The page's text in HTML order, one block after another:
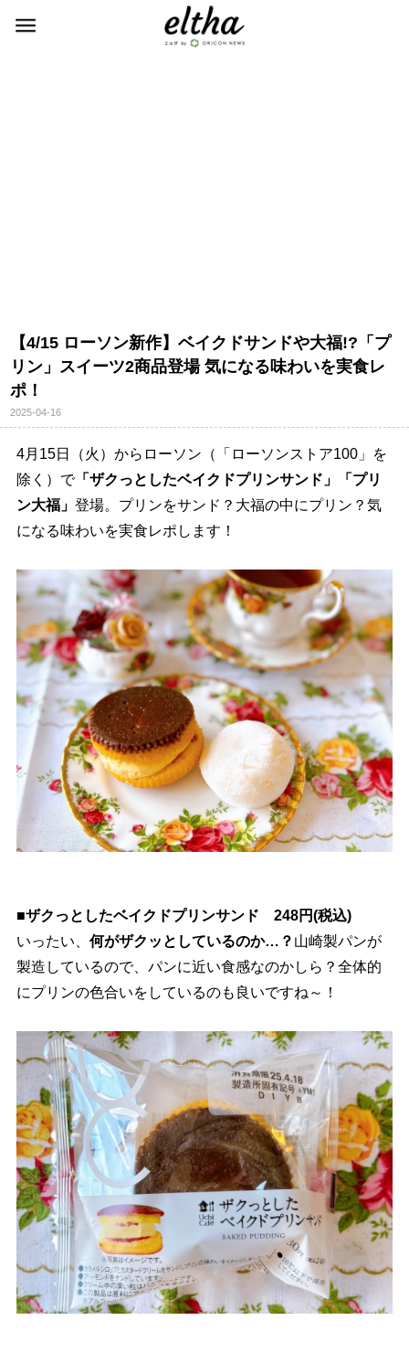
【4/15 ローソン新作】ベイクドサンドや大福!?「プ
リン」スイーツ2商品登場 気になる味わいを実食レ
ポ！
2025-04-16
4月15日（火）からローソン（「ローソンストア100」を
除く）で「ザクっとしたベイクドプリンサンド」「プリ
ン大福」 登場。プリンをサンド？大福の中にプリン？気
になる味わいを実食レポします！
■ザクっとしたベイクドプリンサンド 248円(税込)
いったい、 何がザクッとしているのか…？ 山崎製パンが
製造しているので、パンに近い食感なのかしら？全体的
にプリンの色合いをしているのも良いですね～！